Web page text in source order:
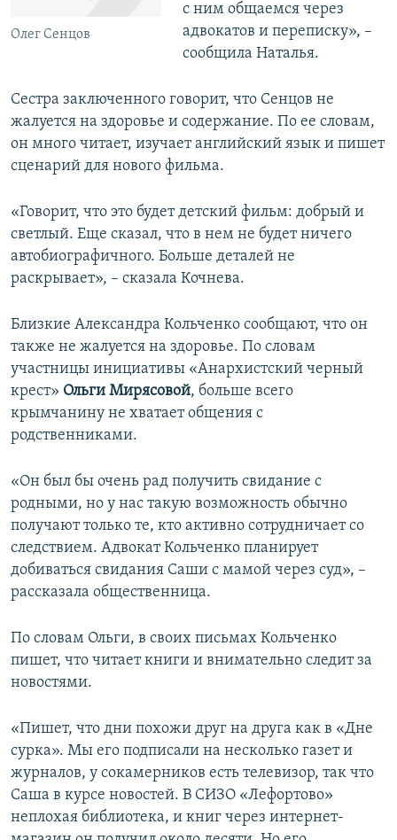
Олег Сенцов
с ним общаемся через
адвокатов и переписку», –
сообщила Наталья.
Сестра заключенного говорит, что Сенцов не
жалуется на здоровье и содержание. По ее словам,
он много читает, изучает английский язык и пишет
сценарий для нового фильма.
«Говорит, что это будет детский фильм: добрый и
светлый. Еще сказал, что в нем не будет ничего
автобиографичного. Больше деталей не
раскрывает», – сказала Кочнева.
Близкие Александра Кольченко сообщают, что он
также не жалуется на здоровье. По словам
участницы инициативы «Анархистский черный
крест» Ольги Мирясовой, больше всего
крымчанину не хватает общения с
родственниками.
«Он был бы очень рад получить свидание с
родными, но у нас такую возможность обычно
получают только те, кто активно сотрудничает со
следствием. Адвокат Кольченко планирует
добиваться свидания Саши с мамой через суд», –
рассказала общественница.
По словам Ольги, в своих письмах Кольченко
пишет, что читает книги и внимательно следит за
новостями.
«Пишет, что дни похожи друг на друга как в «Дне
сурка». Мы его подписали на несколько газет и
журналов, у сокамерников есть телевизор, так что
Саша в курсе новостей. В СИЗО «Лефортово»
неплохая библиотека, и книг через интернет-